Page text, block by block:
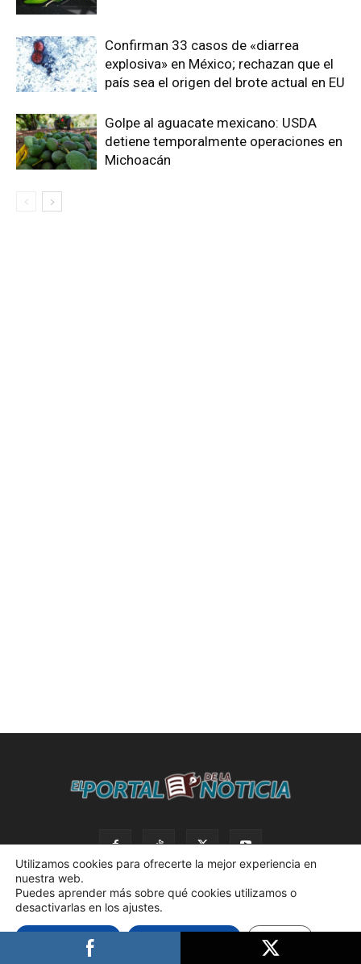
Confirman 33 casos de «diarrea
explosiva» en México; rechazan que el
país sea el origen del brote actual en EU
Golpe al aguacate mexicano: USDA
detiene temporalmente operaciones en
Michoacán
© 2023 El Portal de la Noticia. Todos los derechos reservados. |
Política de privacidad. |
Desarrollado por AdBox
Utilizamos cookies para ofrecerte la mejor experiencia en
nuestra web.
Puedes aprender más sobre qué cookies utilizamos o
desactivarlas en los ajustes.
Aceptar cookies Ajustes